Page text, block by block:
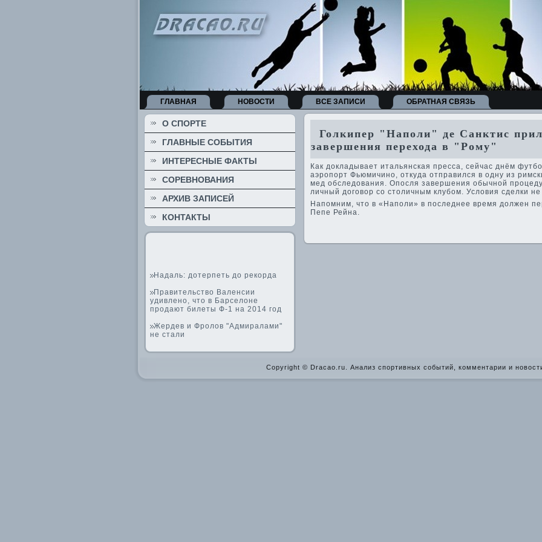
ГЛАВНАЯ НОВОСТИ ВСЕ ЗАПИСИ ОБРАТНАЯ СВЯЗЬ
О СПОРТЕ
ГЛАВНЫЕ СОБЫТИЯ
ИНТЕРЕСНЫЕ ФАКТЫ
СОРЕВНОВАНИЯ
АРХИВ ЗАПИСЕЙ
КОНТАКТЫ
Надаль: дотерпеть до рекорда
Правительство Валенсии
удивлено, что в Барселоне
продают билеты Ф-1 на 2014 год
Жердев и Фролов "Адмиралами"
не стали
Голкипер "Наполи" де­ Санктис
заве­ршения перехода в "Рому"
Как докладывает итальянская пресса, сейчас днём
аэропорт Фьюмичино, откуда отправился в одну из
мед обследования. Опосля заве­ршения обычной
личный договор со столичным клубом. Условия сде­лки
Напомним, что в «Наполи» в последнее время должен
Пепе Рейна.
Copyright © Dracao.ru. Анализ спортивных событий, комментарии и